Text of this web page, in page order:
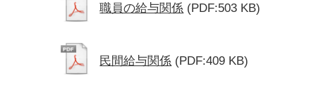
職員の給与関係 (PDF:503 KB)
民間給与関係 (PDF:409 KB)